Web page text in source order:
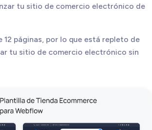
tu sitio de comercio electrónico de
páginas, por lo que está repleto de
tu sitio de comercio electrónico sin